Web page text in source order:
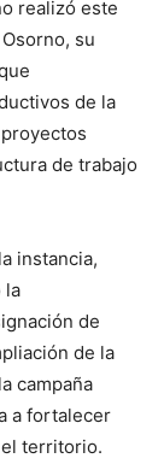
realizó este
su
de la
de trabajo
instancia,
la
de
de la
campaña
a fortalecer
territorio.